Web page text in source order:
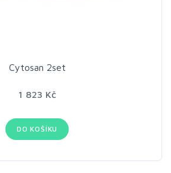
Cytosan 2set
1 823 Kč
DO KOŠÍKU